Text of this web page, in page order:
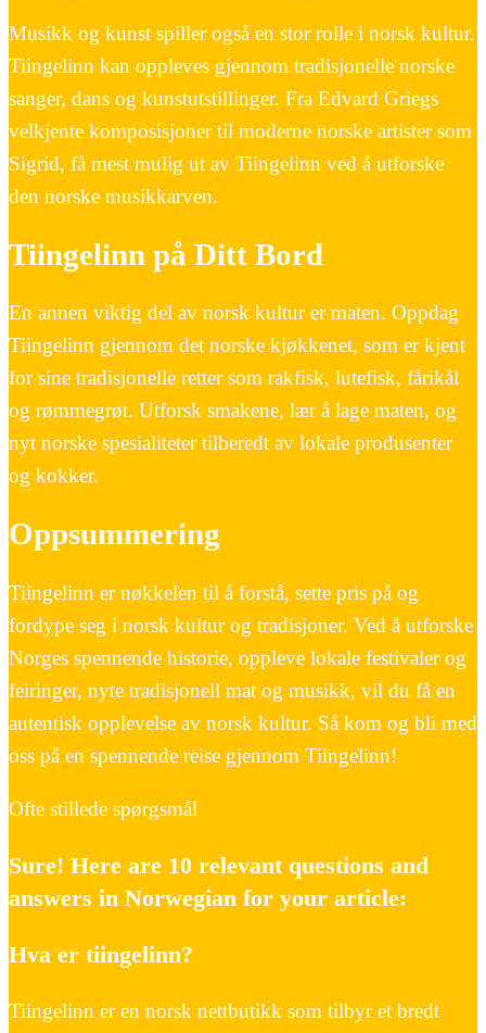
Musikk og kunst spiller også en stor rolle i norsk kultur.
Tiingelinn kan oppleves gjennom tradisjonelle norske
sanger, dans og kunstutstillinger. Fra Edvard Griegs
velkjente komposisjoner til moderne norske artister som
Sigrid, få mest mulig ut av Tiingelinn ved å utforske
den norske musikkarven.
Tiingelinn på Ditt Bord
En annen viktig del av norsk kultur er maten. Oppdag
Tiingelinn gjennom det norske kjøkkenet, som er kjent
for sine tradisjonelle retter som rakfisk, lutefisk, fårikål
og rømmegrøt. Utforsk smakene, lær å lage maten, og
nyt norske spesialiteter tilberedt av lokale produsenter
og kokker.
Oppsummering
Tiingelinn er nøkkelen til å forstå, sette pris på og
fordype seg i norsk kultur og tradisjoner. Ved å utforske
Norges spennende historie, oppleve lokale festivaler og
feiringer, nyte tradisjonell mat og musikk, vil du få en
autentisk opplevelse av norsk kultur. Så kom og bli med
oss på en spennende reise gjennom Tiingelinn!
Ofte stillede spørgsmål
Sure! Here are 10 relevant questions and
answers in Norwegian for your article:
Hva er tiingelinn?
Tiingelinn er en norsk nettbutikk som tilbyr et bredt